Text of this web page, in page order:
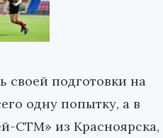
своей подготовки на
одну попытку, а в
СТМ» из Красноярска,